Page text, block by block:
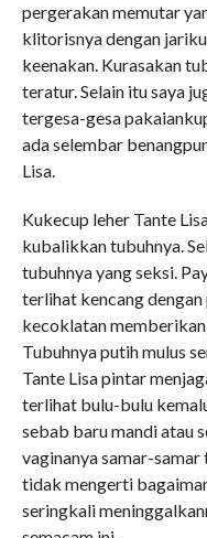
pergerakan memutar
klitorisnya dengan
keenakan. Kurasakan
teratur. Selain itu saya
tergesa-gesa
ada selembar
Lisa.
Kukecup leher Tante
kubalikkan tubuhnya.
tubuhnya yang seksi.
terlihat kencang
kecoklatan
Tubuhnya putih mulus
Tante Lisa pintar
terlihat bulu-bulu
sebab baru mandi atau
vaginanya samar-
tidak mengerti
seringkali